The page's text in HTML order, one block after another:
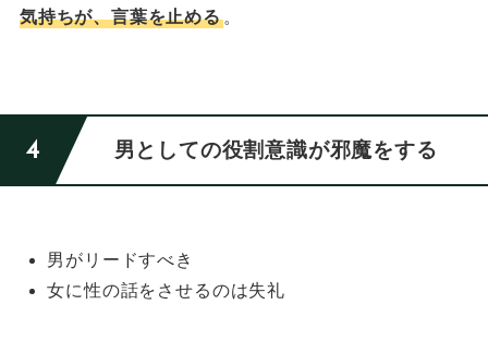
気持ちが、言葉を止める。
男としての役割意識が邪魔をする
男がリードすべき
女に性の話をさせるのは失礼